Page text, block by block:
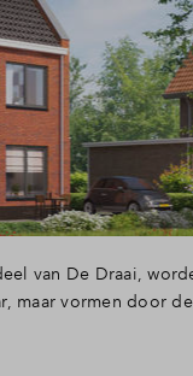
van De Draai,
maar vormen door